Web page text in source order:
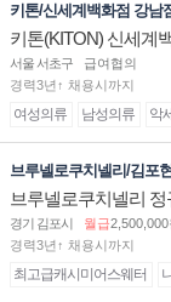
키톤/신세계백화점 강남
키톤(KITON) 신세계
서울 서초구
급여협의
경력3년↑ 채용시까지
여성의류 남성의류 악
브루넬로쿠치넬리/김포
브루넬로쿠치넬리
경기 김포시 월급2,500,000
경력3년↑ 채용시까지
최고급캐시미어스웨터